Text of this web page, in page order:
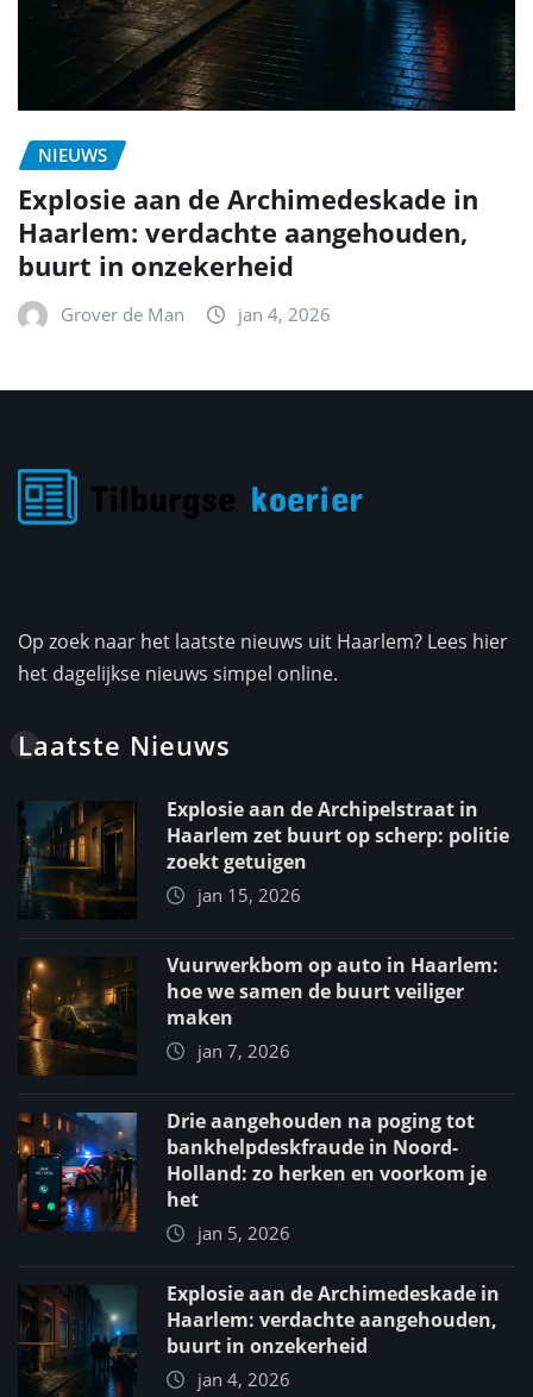
NIEUWS
Explosie aan de Archimedeskade in
Haarlem: verdachte aangehouden,
buurt in onzekerheid
Grover de Man jan 4, 2026
Op zoek naar het laatste nieuws uit Haarlem? Lees hier
het dagelijkse nieuws simpel online.
Laatste Nieuws
Explosie aan de Archipelstraat in
Haarlem zet buurt op scherp: politie
zoekt getuigen
jan 15, 2026
Vuurwerkbom op auto in Haarlem:
hoe we samen de buurt veiliger
maken
jan 7, 2026
Drie aangehouden na poging tot
bankhelpdeskfraude in Noord-
Holland: zo herken en voorkom je
het
jan 5, 2026
Explosie aan de Archimedeskade in
Haarlem: verdachte aangehouden,
buurt in onzekerheid
jan 4, 2026